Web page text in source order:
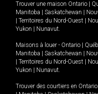
Trouver une maison Ontario
Manitoba
Saskatchewan
Territoires du Nord-Ouest
Yukon
Nunavut.
Maisons à louer - Ontario
Manitoba
Saskatchewan
Territoires du Nord-Ouest
Yukon
Nunavut.
Trouver des courtiers en Ontario